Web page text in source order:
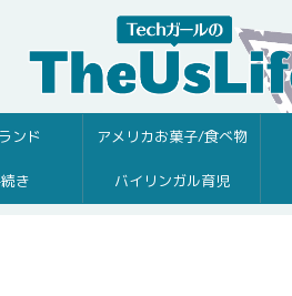
ンド アメリカお菓子/食べ物
き バイリンガル育児